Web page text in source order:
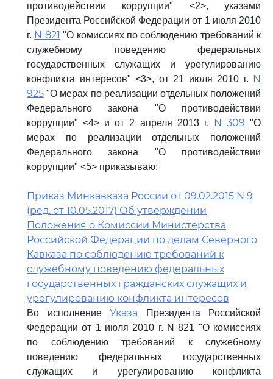
противодействии коррупции" <2>, указами
Президента Российской Федерации от 1 июля 2010
г. N 821 "О комиссиях по соблюдению требований к
служебному поведению федеральных
государственных служащих и урегулированию
конфликта интересов" <3>, от 21 июля 2010 г. N
925 "О мерах по реализации отдельных положений
Федерального закона "О противодействии
коррупции" <4> и от 2 апреля 2013 г. N 309 "О
мерах по реализации отдельных положений
Федерального закона "О противодействии
коррупции" <5> приказываю:
Приказ Минкавказа России от 09.02.2015 N 9
(ред. от 10.05.2017) Об утверждении
Положения о Комиссии Министерства
Российской Федерации по делам Северного
Кавказа по соблюдению требований к
служебному поведению федеральных
государственных гражданских служащих и
урегулированию конфликта интересов
Во исполнение Указа Президента Российской
Федерации от 1 июля 2010 г. N 821 "О комиссиях
по соблюдению требований к служебному
поведению федеральных государственных
служащих и урегулированию конфликта